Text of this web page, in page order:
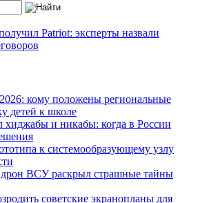
Patriot: эксперты назвали
кому положены региональные
детей к школе
хиджабы и никабы: когда в России
к системообразующему узлу
ВСУ раскрыл страшные тайны
советские экранопланы для